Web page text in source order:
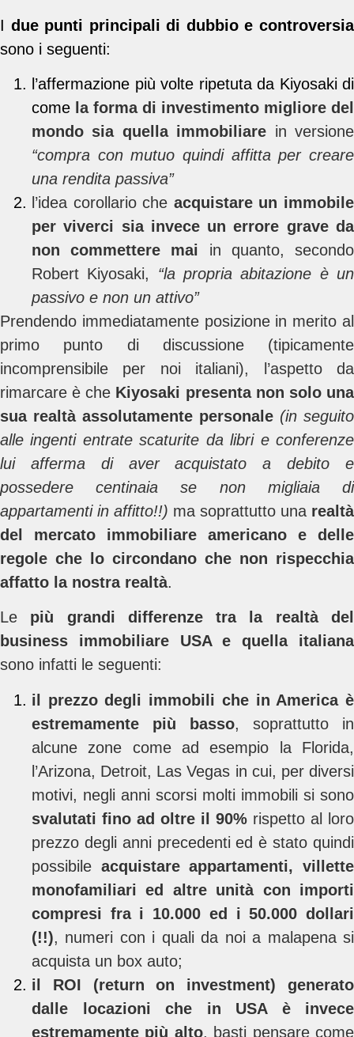
I due punti principali di dubbio e controversia
sono i seguenti:
l’affermazione più volte ripetuta da Kiyosaki di
come la forma di investimento migliore del
mondo sia quella immobiliare in versione
“compra con mutuo quindi affitta per creare
una rendita passiva”
l’idea corollario che acquistare un immobile
per viverci sia invece un errore grave da
non commettere mai in quanto, secondo
Robert Kiyosaki, “la propria abitazione è un
passivo e non un attivo”
Prendendo immediatamente posizione in merito al
primo punto di discussione (tipicamente
incomprensibile per noi italiani), l’aspetto da
rimarcare è che Kiyosaki presenta non solo una
sua realtà assolutamente personale (in seguito
alle ingenti entrate scaturite da libri e conferenze
lui afferma di aver acquistato a debito e
possedere centinaia se non migliaia di
appartamenti in affitto!!) ma soprattutto una realtà
del mercato immobiliare americano e delle
regole che lo circondano che non rispecchia
affatto la nostra realtà.
Le più grandi differenze tra la realtà del
business immobiliare USA e quella italiana
sono infatti le seguenti:
il prezzo degli immobili che in America è
estremamente più basso, soprattutto in
alcune zone come ad esempio la Florida,
l’Arizona, Detroit, Las Vegas in cui, per diversi
motivi, negli anni scorsi molti immobili si sono
svalutati fino ad oltre il 90% rispetto al loro
prezzo degli anni precedenti ed è stato quindi
possibile acquistare appartamenti, villette
monofamiliari ed altre unità con importi
compresi fra i 10.000 ed i 50.000 dollari
(!!), numeri con i quali da noi a malapena si
acquista un box auto;
il ROI (return on investment) generato
dalle locazioni che in USA è invece
estremamente più alto, basti pensare come